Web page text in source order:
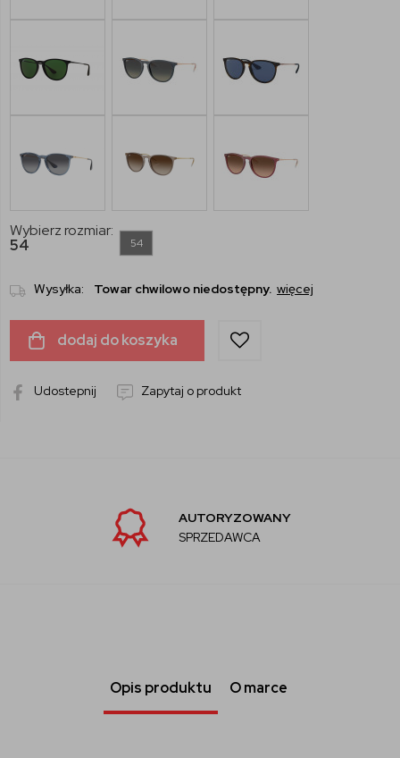
Wybierz rozmiar:
54
54
Wysyłka: Towar chwilowo niedostępny. więcej
dodaj do koszyka
Udostepnij Zapytaj o produkt
AUTORYZOWANY
SPRZEDAWCA
Opis produktu O marce